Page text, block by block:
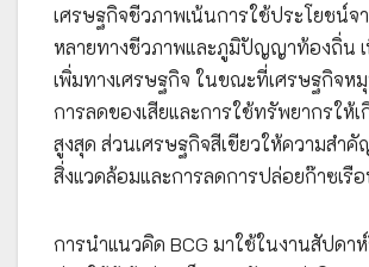
เศรษฐกิจชีวภาพเน้นการใช้ประโยชน์จ
หลายทางชีวภาพและภูมิปัญญาท้องถิ่น เ
เพิ่มทางเศรษฐกิจ ในขณะที่เศรษฐกิจห
การลดของเสียและการใช้ทรัพยากรให้
สูงสุด ส่วนเศรษฐกิจสีเขียวให้ความสำ
สิ่งแวดล้อมและการลดการปล่อยก๊าซเรื
การนำแนวคิด BCG มาใช้ในงานสัปดา